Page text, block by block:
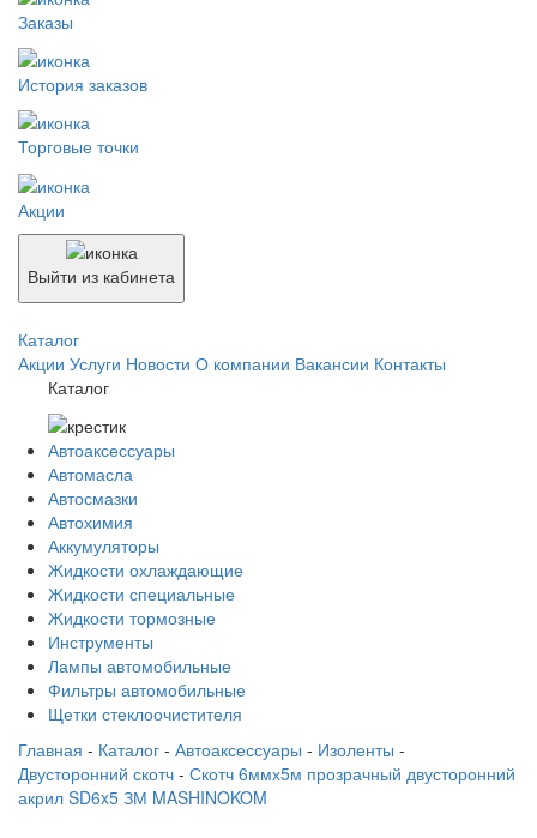
Заказы
История заказов
Торговые точки
Акции
Выйти из кабинета
Каталог
Акции Услуги Новости О компании Вакансии Контакты
Каталог
Автоаксессуары
Автомасла
Автосмазки
Автохимия
Аккумуляторы
Жидкости охлаждающие
Жидкости специальные
Жидкости тормозные
Инструменты
Лампы автомобильные
Фильтры автомобильные
Щетки стеклоочистителя
Главная - Каталог - Автоаксессуары - Изоленты -
Двусторонний скотч - Скотч 6ммх5м прозрачный двусторонний
акрил SD6x5 ЗМ MASHINOKOM